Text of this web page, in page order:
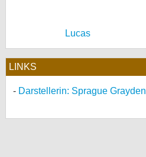
Lucas
LINKS
Darstellerin: Sprague Grayden